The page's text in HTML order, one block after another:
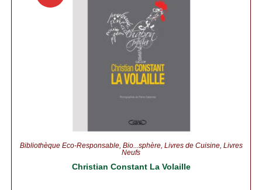
Bibliothèque Éco-Responsable, Bio...sphère, Livres de Cuisine, Livres
Neufs
Christian Constant La Volaille